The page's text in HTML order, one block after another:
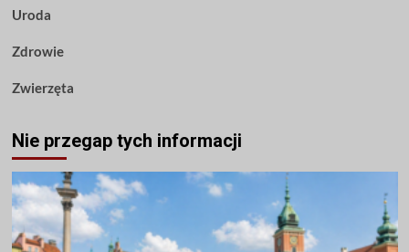
Uroda
Zdrowie
Zwierzęta
Nie przegap tych informacji